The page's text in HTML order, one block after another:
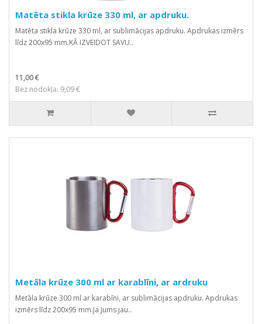
Matēta stikla krūze 330 ml, ar apdruku.
Matēta stikla krūze 330 ml, ar sublimācijas apdruku. Apdrukas izmērs
līdz 200x95 mm.KĀ IZVEIDOT SAVU..
11,00 €
Bez nodokļa: 9,09 €
Metāla krūze 300 ml ar karablīni, ar ardruku
Metāla krūze 300 ml ar karabīni, ar sublimācijas apdruku. Apdrukas
izmērs līdz 200x95 mm.Ja Jums jau..